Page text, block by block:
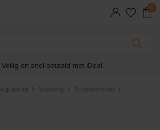
0
Veilig en snel betaald met iDeal
Aquarium Voeding
Tropischvoer